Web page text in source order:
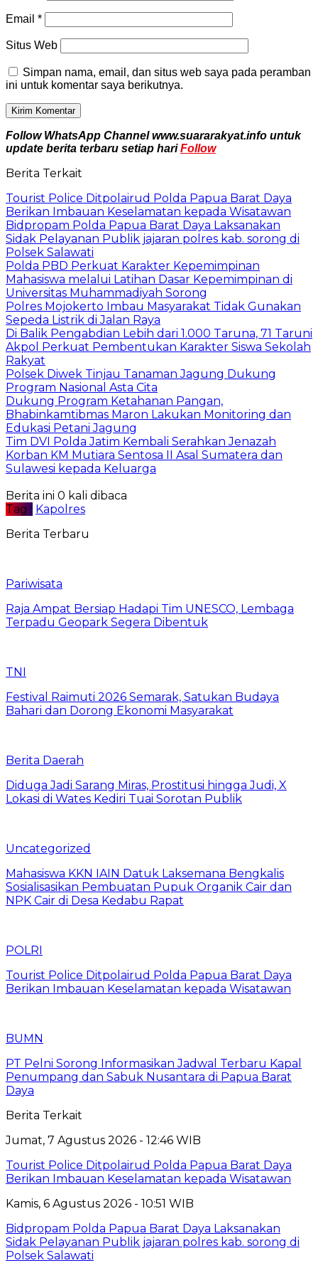
Email *
Situs Web
Simpan nama, email, dan situs web saya pada peramban
ini untuk komentar saya berikutnya.
Follow WhatsApp Channel www.suararakyat.info untuk
update berita terbaru setiap hariFollow
Berita Terkait
Tourist Police Ditpolairud Polda Papua Barat Daya
Berikan Imbauan Keselamatan kepada Wisatawan
Bidpropam Polda Papua Barat Daya Laksanakan
Sidak Pelayanan Publik jajaran polres kab. sorong di
Polsek Salawati
Polda PBD Perkuat Karakter Kepemimpinan
Mahasiswa melalui Latihan Dasar Kepemimpinan di
Universitas Muhammadiyah Sorong
Polres Mojokerto Imbau Masyarakat Tidak Gunakan
Sepeda Listrik di Jalan Raya
Di Balik Pengabdian Lebih dari 1.000 Taruna, 71 Taruni
Akpol Perkuat Pembentukan Karakter Siswa Sekolah
Rakyat
Polsek Diwek Tinjau Tanaman Jagung Dukung
Program Nasional Asta Cita
Dukung Program Ketahanan Pangan,
Bhabinkamtibmas Maron Lakukan Monitoring dan
Edukasi Petani Jagung
Tim DVI Polda Jatim Kembali Serahkan Jenazah
Korban KM Mutiara Sentosa II Asal Sumatera dan
Sulawesi kepada Keluarga
Berita ini 0 kali dibaca
Tag : Kapolres
Berita Terbaru
Pariwisata
Raja Ampat Bersiap Hadapi Tim UNESCO, Lembaga
Terpadu Geopark Segera Dibentuk
TNI
Festival Raimuti 2026 Semarak, Satukan Budaya
Bahari dan Dorong Ekonomi Masyarakat
Berita Daerah
Diduga Jadi Sarang Miras, Prostitusi hingga Judi, X
Lokasi di Wates Kediri Tuai Sorotan Publik
Uncategorized
Mahasiswa KKN IAIN Datuk Laksemana Bengkalis
Sosialisasikan Pembuatan Pupuk Organik Cair dan
NPK Cair di Desa Kedabu Rapat
POLRI
Tourist Police Ditpolairud Polda Papua Barat Daya
Berikan Imbauan Keselamatan kepada Wisatawan
BUMN
PT Pelni Sorong Informasikan Jadwal Terbaru Kapal
Penumpang dan Sabuk Nusantara di Papua Barat
Daya
Berita Terkait
Jumat, 7 Agustus 2026 - 12:46 WIB
Tourist Police Ditpolairud Polda Papua Barat Daya
Berikan Imbauan Keselamatan kepada Wisatawan
Kamis, 6 Agustus 2026 - 10:51 WIB
Bidpropam Polda Papua Barat Daya Laksanakan
Sidak Pelayanan Publik jajaran polres kab. sorong di
Polsek Salawati